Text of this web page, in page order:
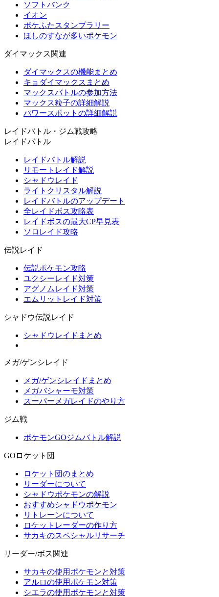
ソフトバンク
イオン
ポケふたスタンプラリー
ほしのすなが多いポケモン
ダイマックス関連
ダイマックスの機能まとめ
キョダイマックスまとめ
マックスバトルの参加方法
マックス粒子の詳細解説
パワースポットの詳細解説
レイドバトル・ジム戦攻略
レイドバトル
レイドバトル解説
リモートレイド解説
シャドウレイド
ライトクリスタル解説
レイドバトルのアップデート
全レイドボス攻略表
レイドボスの最大CP早見表
ソロレイド攻略
伝説レイド
伝説ポケモン攻略
ユクシーレイド対策
アグノムレイド対策
エムリットレイド対策
シャドウ伝説レイド
シャドウレイドまとめ
メガ/ゲンシレイド
メガ/ゲンシレイドまとめ
メガバシャーモ対策
スーパーメガレイドのやり方
ジム戦
ポケモンGOジムバトル解説
GOロケット団
ロケット団のまとめ
リーダーについて
シャドウポケモンの解説
おすすめシャドウポケモン
リトレーンについて
ロケットレーダーの作り方
サカキのスペシャルリサーチ
リーダー/ボス関連
サカキの使用ポケモンと対策
アルロの使用ポケモン対策
シエラの使用ポケモンと対策